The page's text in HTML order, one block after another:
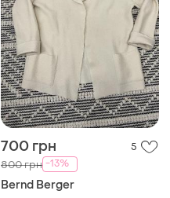
700 грн 5
800 грн -13%
Bernd Berger